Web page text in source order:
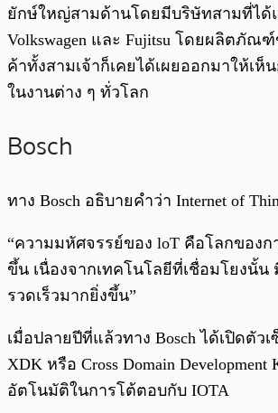
ยักษ์ใหญ่สามด้านโดยมีบริษัทสามที่ได้แ
Volkswagen และ Fujitsu โดยผลิตภัณ
ค้าทั้งสามเจ้าก็เคยได้เผยออกมาให้เห็
ในงานต่าง ๆ ทั่วโลก
Bosch
ทาง Bosch อธิบายคำว่า Internet of
“ความมหัศจรรย์ของ loT คือโลกของก
ขึ้น เนื่องจากเทคโนโลยีที่เชื่อมโยงนั้น
รวดเร็วมากยิ่งขึ้น”
เมื่อปลายปีที่แล้วทาง Bosch ได้เปิดตัว
XDK หรือ Cross Domain
อัตโนมัติในการโต้ตอบกับ IOTA